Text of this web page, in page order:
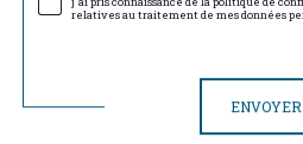
relatives au traitement de mes données
ENVOYER